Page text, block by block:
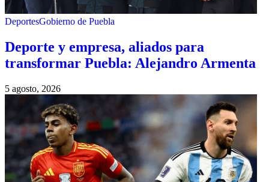
DeportesGobierno de Puebla
Deporte y empresa, aliados para
transformar Puebla: Alejandro Armenta
5 agosto, 2026